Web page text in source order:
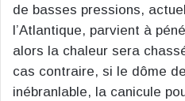
de basses pressions,
l’Atlantique, parvient à
alors la chaleur sera
cas contraire, si le dôme
inébranlable, la canicule